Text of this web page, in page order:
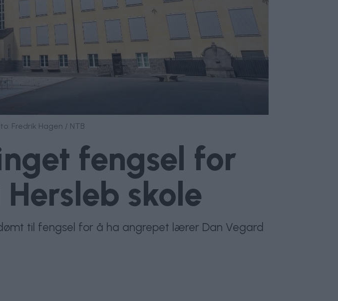
Fredrik Hagen / NTB
fengsel for
skole
til fengsel for å ha angrepet lærer Dan Vegard